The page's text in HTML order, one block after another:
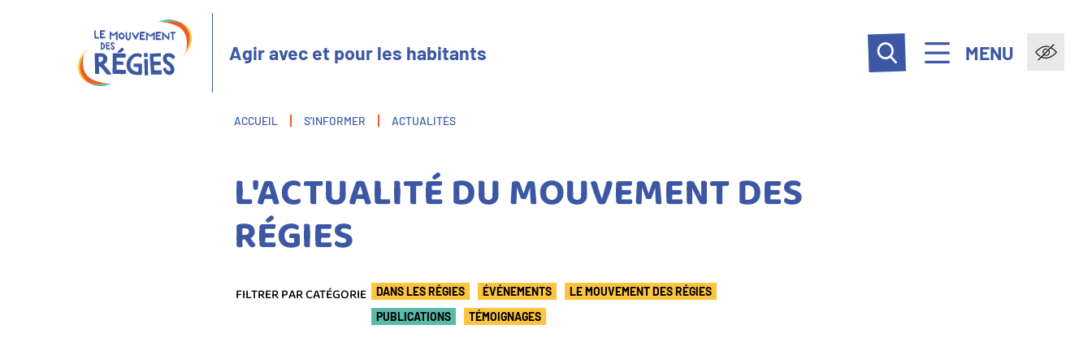
Agir avec et pour les habitants MENU
Fil
ACCUEIL S'INFORMER ACTUALITÉS
L'ACTUALITÉ DU MOUVEMENT DES
RÉGIES
FILTRER PAR CATÉGORIE DANS LES RÉGIES ÉVÉNEMENTS
LE MOUVEMENT DES RÉGIES
PUBLICATIONS
TÉMOIGNAGES